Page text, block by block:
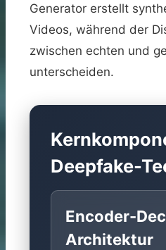
Generator erstellt
Videos, während der
zwischen echten und
unterscheiden.
Deepfake-
Encoder-
Architektur